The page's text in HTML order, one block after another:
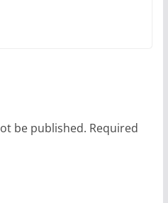
be published. Required